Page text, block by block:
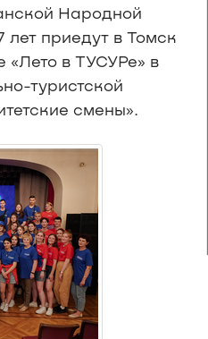
Народной
лет приедут в Томск
«Лето в ТУСУРе» в
туристской
смены».